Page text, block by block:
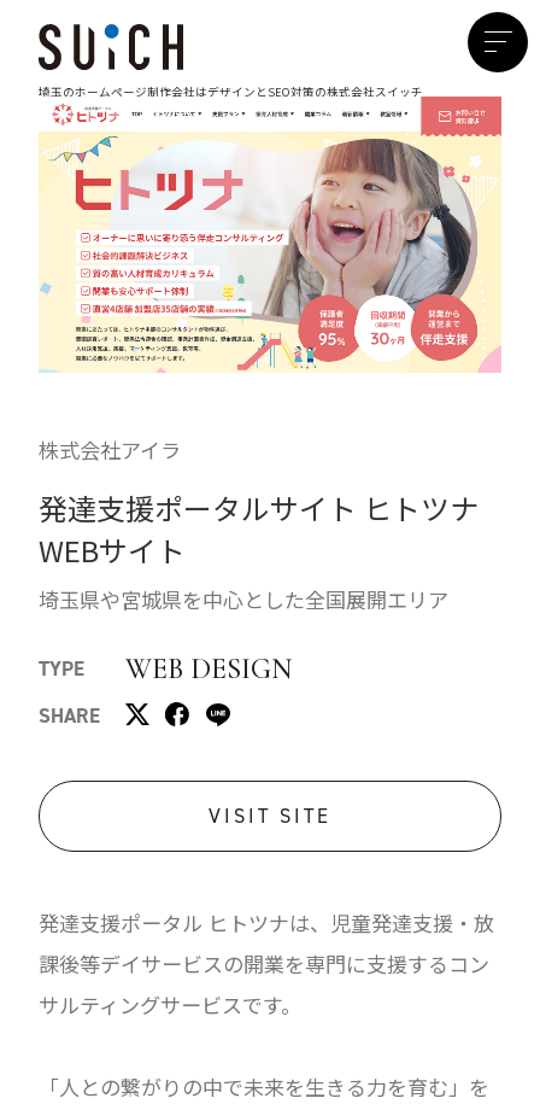
埼玉のホームページ制作会社はデザインとSEO対策の株式会社スイッチ
株式会社アイラ
発達支援ポータルサイト ヒトツナ
WEBサイト
埼玉県や宮城県を中心とした全国展開エリア
TYPE WEB DESIGN
SHARE
VISIT SITE
発達支援ポータル ヒトツナは、児童発達支援・放
課後等デイサービスの開業を専門に支援するコン
サルティングサービスです。
「人との繋がりの中で未来を生きる力を育む」を